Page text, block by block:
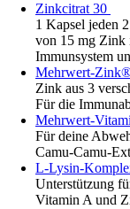
Zinkcitrat 30
1 Kapsel jeden
von 15 mg Zink
Immunsystem
Mehrwert-
Zink aus 3
Für die
Mehrwert-
Für deine
Camu-Camu-
L-Lysin-
Unterstützung
Vitamin A und